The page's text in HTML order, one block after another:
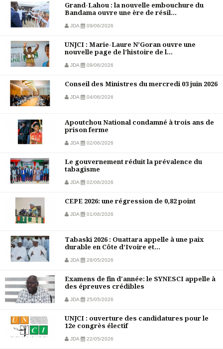
Grand-Lahou : la nouvelle embouchure du
Bandama ouvre une ère de résil...
JDA 09/06/2026
UNJCI : Marie-Laure N’Goran ouvre une
nouvelle page de l’histoire de l...
JDA 09/06/2026
Conseil des Ministres du mercredi 03 juin 2026
JDA 04/06/2026
Apoutchou National condamné à trois ans de
prison ferme
JDA 02/06/2026
Le gouvernement réduit la prévalence du
tabagisme
JDA 02/06/2026
CEPE 2026: une régression de 0,82 point
JDA 01/06/2026
Tabaski 2026 : Ouattara appelle à une paix
durable en Côte d’Ivoire et...
JDA 28/05/2026
Examens de fin d'année: le SYNESCI appelle à
des épreuves crédibles
JDA 25/05/2026
UNJCI : ouverture des candidatures pour le
12e congrès électif
JDA 22/05/2026